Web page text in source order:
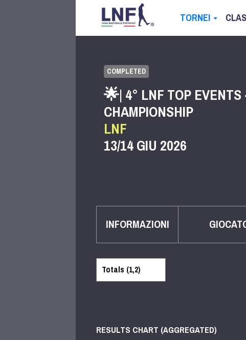
TORNEI
COMPLETED
🌟| 4° LNF TOP EVENTS
CHAMPIONSHIP
LNF
13/14 GIU 2026
INFORMAZIONI
RESULTS CHART (AGGREGATED)